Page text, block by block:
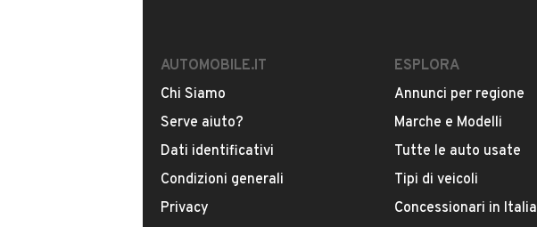
Il tuo numero di telefono:
AUTOMOBILE.IT
Chi Siamo
Serve aiuto?
Dati identificativi
Condizioni generali
Privacy
ESPLORA
Annunci per regione
Marche e Modelli
Tutte le auto usate
Tipi di veicoli
Concessionari in Italia